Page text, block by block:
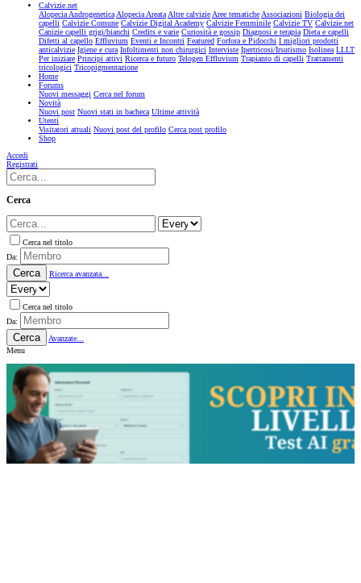
Calvizie.net
Alopecia AndrogeneticaAlopecia AreataAltre calvizieAree tematicheAssociazioni Biologia dei
capelli Calvizie Comune Calvizie Digital Academy Calvizie Femminile Calvizie TV Calvizie.net
Canizie capelli grigi/bianchi Credits e varie Curiosità e gossip Diagnosi e terapia Dieta e capelli
Difetti al capello Effluvium Eventi e Incontri Featured Forfora e Pidocchi I migliori prodotti
anticalvizie Igiene e cura Infoltimenti non chirurgici Interviste Ipertricosi/Irsutismo Isolinea LLLT
Per iniziare Principi attivi Ricerca e futuro Telogen Effluvium Trapianto di capelli Trattamenti
tricologici Tricopigmentazione
Home
Forums
Nuovi messaggi Cerca nel forum
Novità
Nuovi post Nuovi stati in bacheca Ultime attività
Utenti
Visitatori attuali Nuovi post del profilo Cerca post profilo
Shop
Accedi
Registrati
Cerca
Cerca nel titolo
Da:
Cerca Ricerca avanzata...
Cerca nel titolo
Da:
Cerca
Avanzate...
Menu